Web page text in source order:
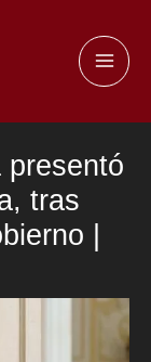
presentó
tras
|